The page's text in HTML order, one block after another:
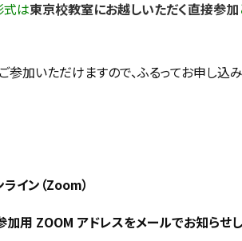
式は東京校教室にお越しいただく直接参加
加いただけますので、ふるってお申し込み
イン（Zoom）
用 ZOOM アドレスをメールでお知らせし